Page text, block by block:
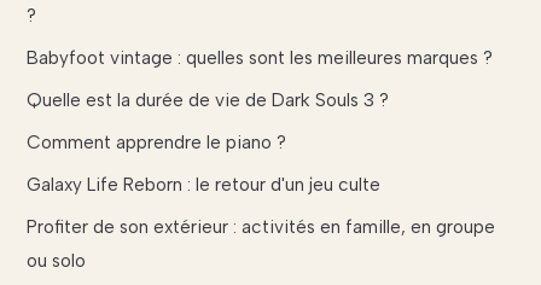
?
Babyfoot vintage : quelles sont les meilleures marques ?
Quelle est la durée de vie de Dark Souls 3 ?
Comment apprendre le piano ?
Galaxy Life Reborn : le retour d'un jeu culte
Profiter de son extérieur : activités en famille, en groupe
ou solo